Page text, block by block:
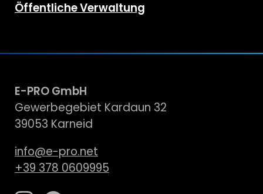
Öffentliche Verwaltung
E-PRO GmbH
Gewerbegebiet Kardaun 32
39053 Karneid
info@e-pro.net
+39 378 0609995